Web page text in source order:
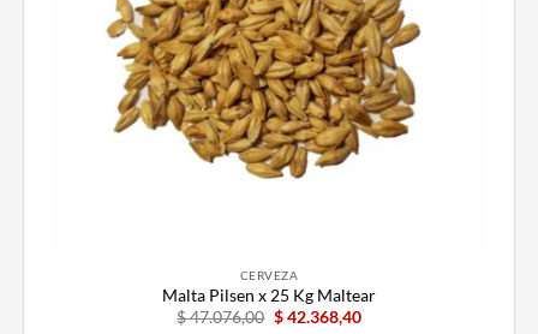
CERVEZA
Malta Pilsen x 25 Kg Maltear
$47.076,00 $42.368,40